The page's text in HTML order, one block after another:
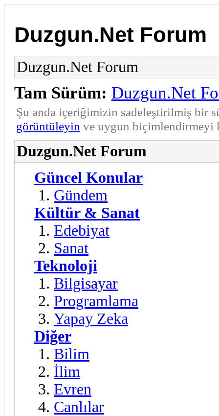
Duzgun.Net Forum
Duzgun.Net Forum
Tam Sürüm: Duzgun.Net
Şu anda içeriğimizin sadeleştirilmiş bir
görüntüleyin ve uygun biçimlendirmeyi
Duzgun.Net Forum
Güncel Konular
Gündem
Kültür & Sanat
Edebiyat
Sanat
Teknoloji
Bilgisayar
Programlama
Yapay Zeka
Diğer
Bilim
İlim
Evren
Canlılar